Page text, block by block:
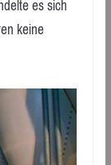
es sich
keine